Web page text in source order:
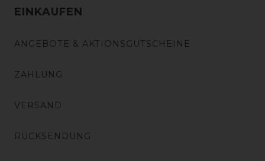
EINKAUFEN
ANGEBOTE & AKTIONSGUTSCHEINE
ZAHLUNG
VERSAND
RÜCKSENDUNG